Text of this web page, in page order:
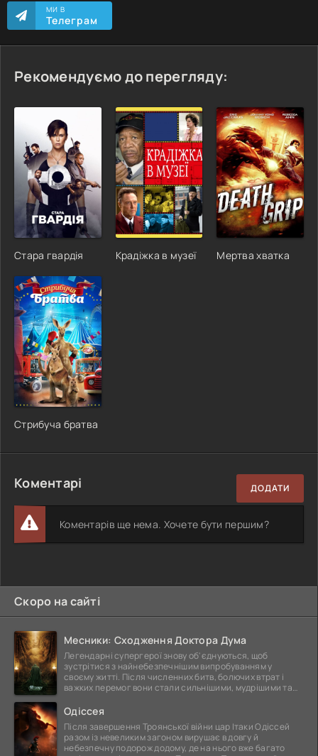
МИ В
Телеграм
Рекомендуємо до перегляду:
Стара гвардія Крадіжка в музеї Мертва хватка
Стрибуча братва
Коментарі ДОДАТИ
Коментарів ще нема. Хочете бути першим?
Скоро на сайті
Месники: Сходження Доктора Дума
Легендарні супергерої знову об'єднуються, щоб
зустрітися з найнебезпечнішим випробуванням у
своєму житті. Після численних битв, болючих втрат і
важких перемог вони стали сильнішими, мудрішими та
Одіссея
Після завершення Троянської війни цар Ітаки Одіссей
разом із невеликим загоном вирушає в довгу й
небезпечну подорож додому, де на нього вже багато